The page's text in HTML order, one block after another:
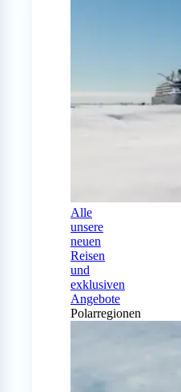
Alle
unsere
neuen
Reisen
und
exklusiven
Angebote
Polarregionen